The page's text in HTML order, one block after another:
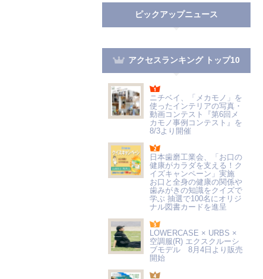
ピックアップニュース
アクセスランキング トップ10
ニチベイ、「メカモノ」を
使ったインテリアの写真・
動画コンテスト『第6回メ
カモノ事例コンテスト』を
8/3より開催
日本歯磨工業会、「お口の
健康がカラダを支える！ク
イズキャンペーン」実施
お口と全身の健康の関係や
歯みがきの知識をクイズで
学ぶ 抽選で100名にオリジ
ナル図書カードを進呈
LOWERCASE × URBS ×
空調服(R) エクスクルーシ
ブモデル 8月4日より販売
開始